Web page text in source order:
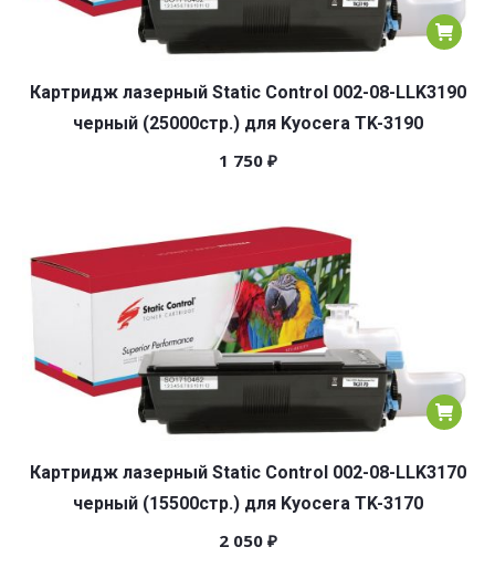
Картридж лазерный Static Control 002-08-LLK3190
черный (25000стр.) для Kyocera TK-3190
1 750 ₽
Картридж лазерный Static Control 002-08-LLK3170
черный (15500стр.) для Kyocera TK-3170
2 050 ₽